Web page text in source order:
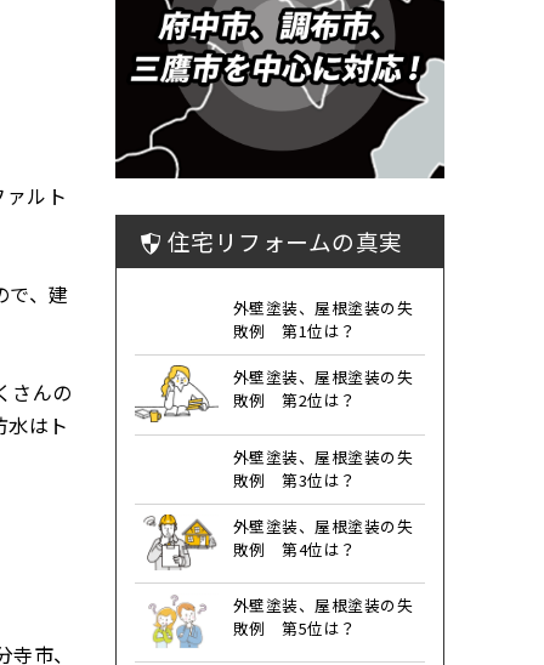
ルト
で、建
さんの
はト
市、
住宅リフォームの真実
外壁塗装、屋根塗装の失
敗例 第1位は？
外壁塗装、屋根塗装の失
敗例 第2位は？
外壁塗装、屋根塗装の失
敗例 第3位は？
外壁塗装、屋根塗装の失
敗例 第4位は？
外壁塗装、屋根塗装の失
敗例 第5位は？